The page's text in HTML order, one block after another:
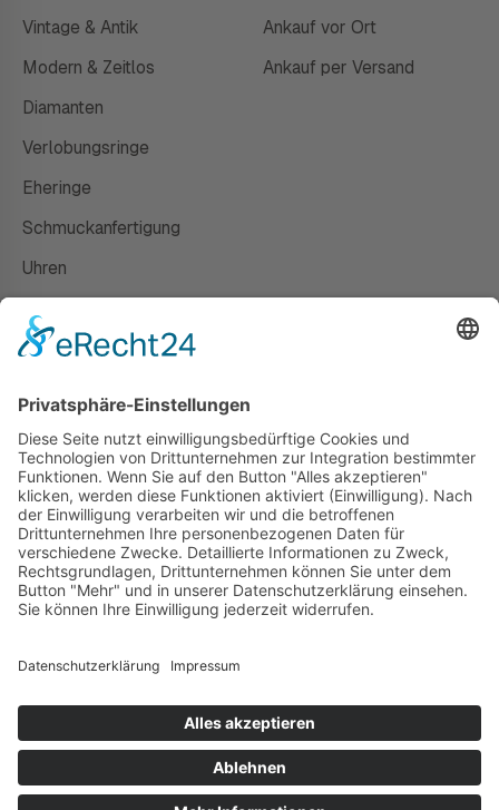
Vintage & Antik
Modern & Zeitlos
Diamanten
Verlobungsringe
Eheringe
Schmuckanfertigung
Uhren
Ankauf vor Ort
Ankauf per Versand
Susanne Steiger
Geschäfte
Newsletter
Kontakt
© 2026 JUWELIER STEIGER
VERTRAG WIDERRUFEN
PERFORMANCE BY ·GREITMANN